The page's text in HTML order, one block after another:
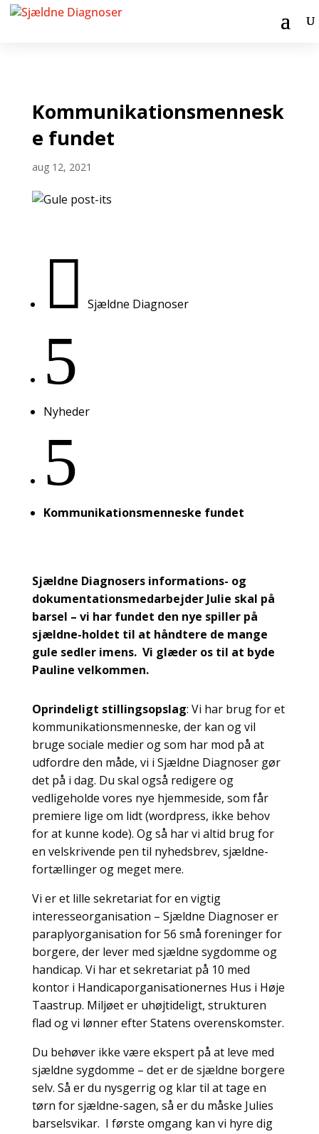
Kommunikationsmennesk
e fundet
aug 12, 2021
 Sjældne Diagnoser
5
Nyheder
5
Kommunikationsmenneske fundet
Sjældne Diagnosers informations- og
dokumentationsmedarbejder Julie skal på
barsel – vi har fundet den nye spiller på
sjældne-holdet til at håndtere de mange
gule sedler imens. Vi glæder os til at byde
Pauline velkommen.
Oprindeligt stillingsopslag: Vi har brug for et
kommunikationsmenneske, der kan og vil
bruge sociale medier og som har mod på at
udfordre den måde, vi i Sjældne Diagnoser gør
det på i dag. Du skal også redigere og
vedligeholde vores nye hjemmeside, som får
premiere lige om lidt (wordpress, ikke behov
for at kunne kode). Og så har vi altid brug for
en velskrivende pen til nyhedsbrev, sjældne-
fortællinger og meget mere.
Vi er et lille sekretariat for en vigtig
interesseorganisation – Sjældne Diagnoser er
paraplyorganisation for 56 små foreninger for
borgere, der lever med sjældne sygdomme og
handicap. Vi har et sekretariat på 10 med
kontor i Handicaporganisationernes Hus i Høje
Taastrup. Miljøet er uhøjtideligt, strukturen
flad og vi lønner efter Statens overenskomster.
Du behøver ikke være ekspert på at leve med
sjældne sygdomme – det er de sjældne borgere
selv. Så er du nysgerrig og klar til at tage en
tørn for sjældne-sagen, så er du måske Julies
barselsvikar. I første omgang kan vi hyre dig